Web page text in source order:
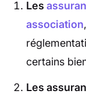
Les
association
certains
Les